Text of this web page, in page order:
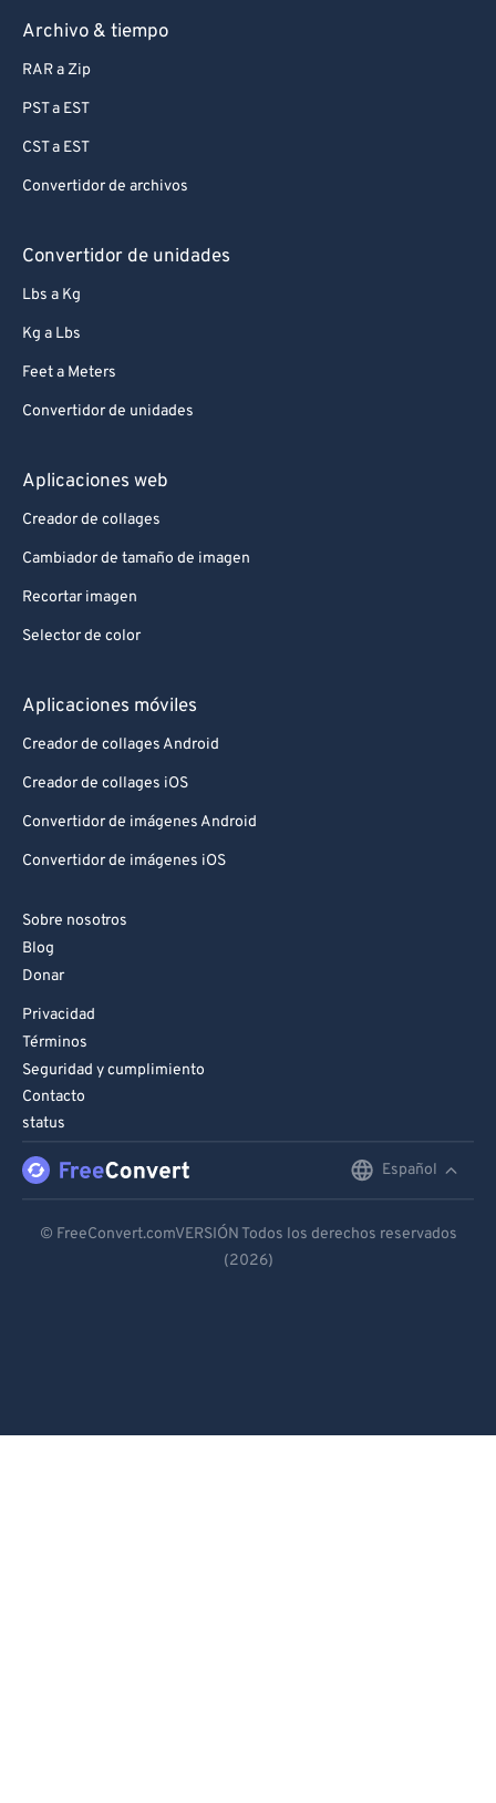
Archivo & tiempo
RAR a Zip
PST a EST
CST a EST
Convertidor de archivos
Convertidor de unidades
Lbs a Kg
Kg a Lbs
Feet a Meters
Convertidor de unidades
Aplicaciones web
Creador de collages
Cambiador de tamaño de imagen
Recortar imagen
Selector de color
Aplicaciones móviles
Creador de collages Android
Creador de collages iOS
Convertidor de imágenes Android
Convertidor de imágenes iOS
Sobre nosotros
Blog
Donar
Privacidad
Términos
Seguridad y cumplimiento
Contacto
status
Español
Español
© FreeConvert.comVERSIÓN Todos los derechos reservados
(2026)